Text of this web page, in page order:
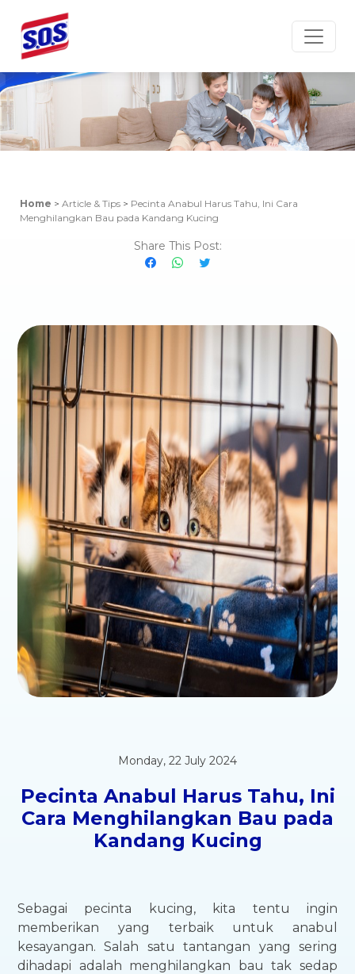
Home > Article & Tips > Pecinta Anabul Harus Tahu, Ini Cara
Menghilangkan Bau pada Kandang Kucing
Share This Post:
Monday, 22 July 2024
Pecinta Anabul Harus Tahu, Ini
Cara Menghilangkan Bau pada
Kandang Kucing
Sebagai pecinta kucing, kita tentu ingin
memberikan yang terbaik untuk anabul
kesayangan. Salah satu tantangan yang sering
dihadapi adalah menghilangkan bau tak sedap